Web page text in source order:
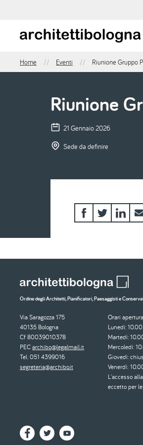
contenuto
principale
Briciole
Home Eventi Riunione Gruppo
Riunione
21 Gennaio 2026
Sede da definire
Ordine degli Architetti, Pianificatori, Paesaggisti e
Via Saragozza 175
40135 Bologna
Cf 80039010378
PECarchibo@legalmail.it
Tel. 051 4399016
segreteria@archibo.it
Orari
Lunedì:
Martedì:
Mercoledì:
Giovedì:
Venerdì:
L'accesso
eccetto per